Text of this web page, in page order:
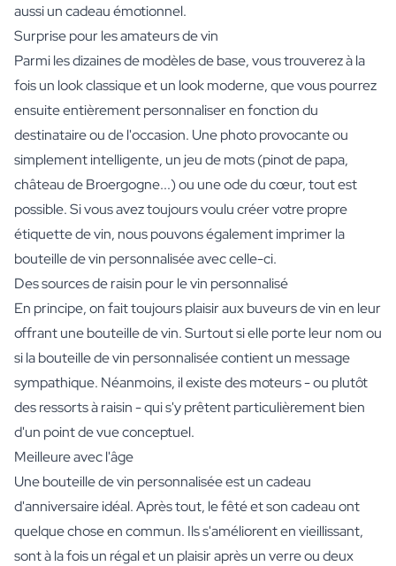
aussi un cadeau émotionnel.
Surprise pour les amateurs de vin
Parmi les dizaines de modèles de base, vous trouverez à la
fois un look classique et un look moderne, que vous pourrez
ensuite entièrement personnaliser en fonction du
destinataire ou de l'occasion. Une photo provocante ou
simplement intelligente, un jeu de mots (pinot de papa,
château de Broergogne...) ou une ode du cœur, tout est
possible. Si vous avez toujours voulu créer votre propre
étiquette de vin, nous pouvons également imprimer la
bouteille de vin personnalisée avec celle-ci.
Des sources de raisin pour le vin personnalisé
En principe, on fait toujours plaisir aux buveurs de vin en leur
offrant une bouteille de vin. Surtout si elle porte leur nom ou
si la bouteille de vin personnalisée contient un message
sympathique. Néanmoins, il existe des moteurs - ou plutôt
des ressorts à raisin - qui s'y prêtent particulièrement bien
d'un point de vue conceptuel.
Meilleure avec l'âge
Une bouteille de vin personnalisée est un cadeau
d'anniversaire idéal. Après tout, le fêté et son cadeau ont
quelque chose en commun. Ils s'améliorent en vieillissant,
sont à la fois un régal et un plaisir après un verre ou deux